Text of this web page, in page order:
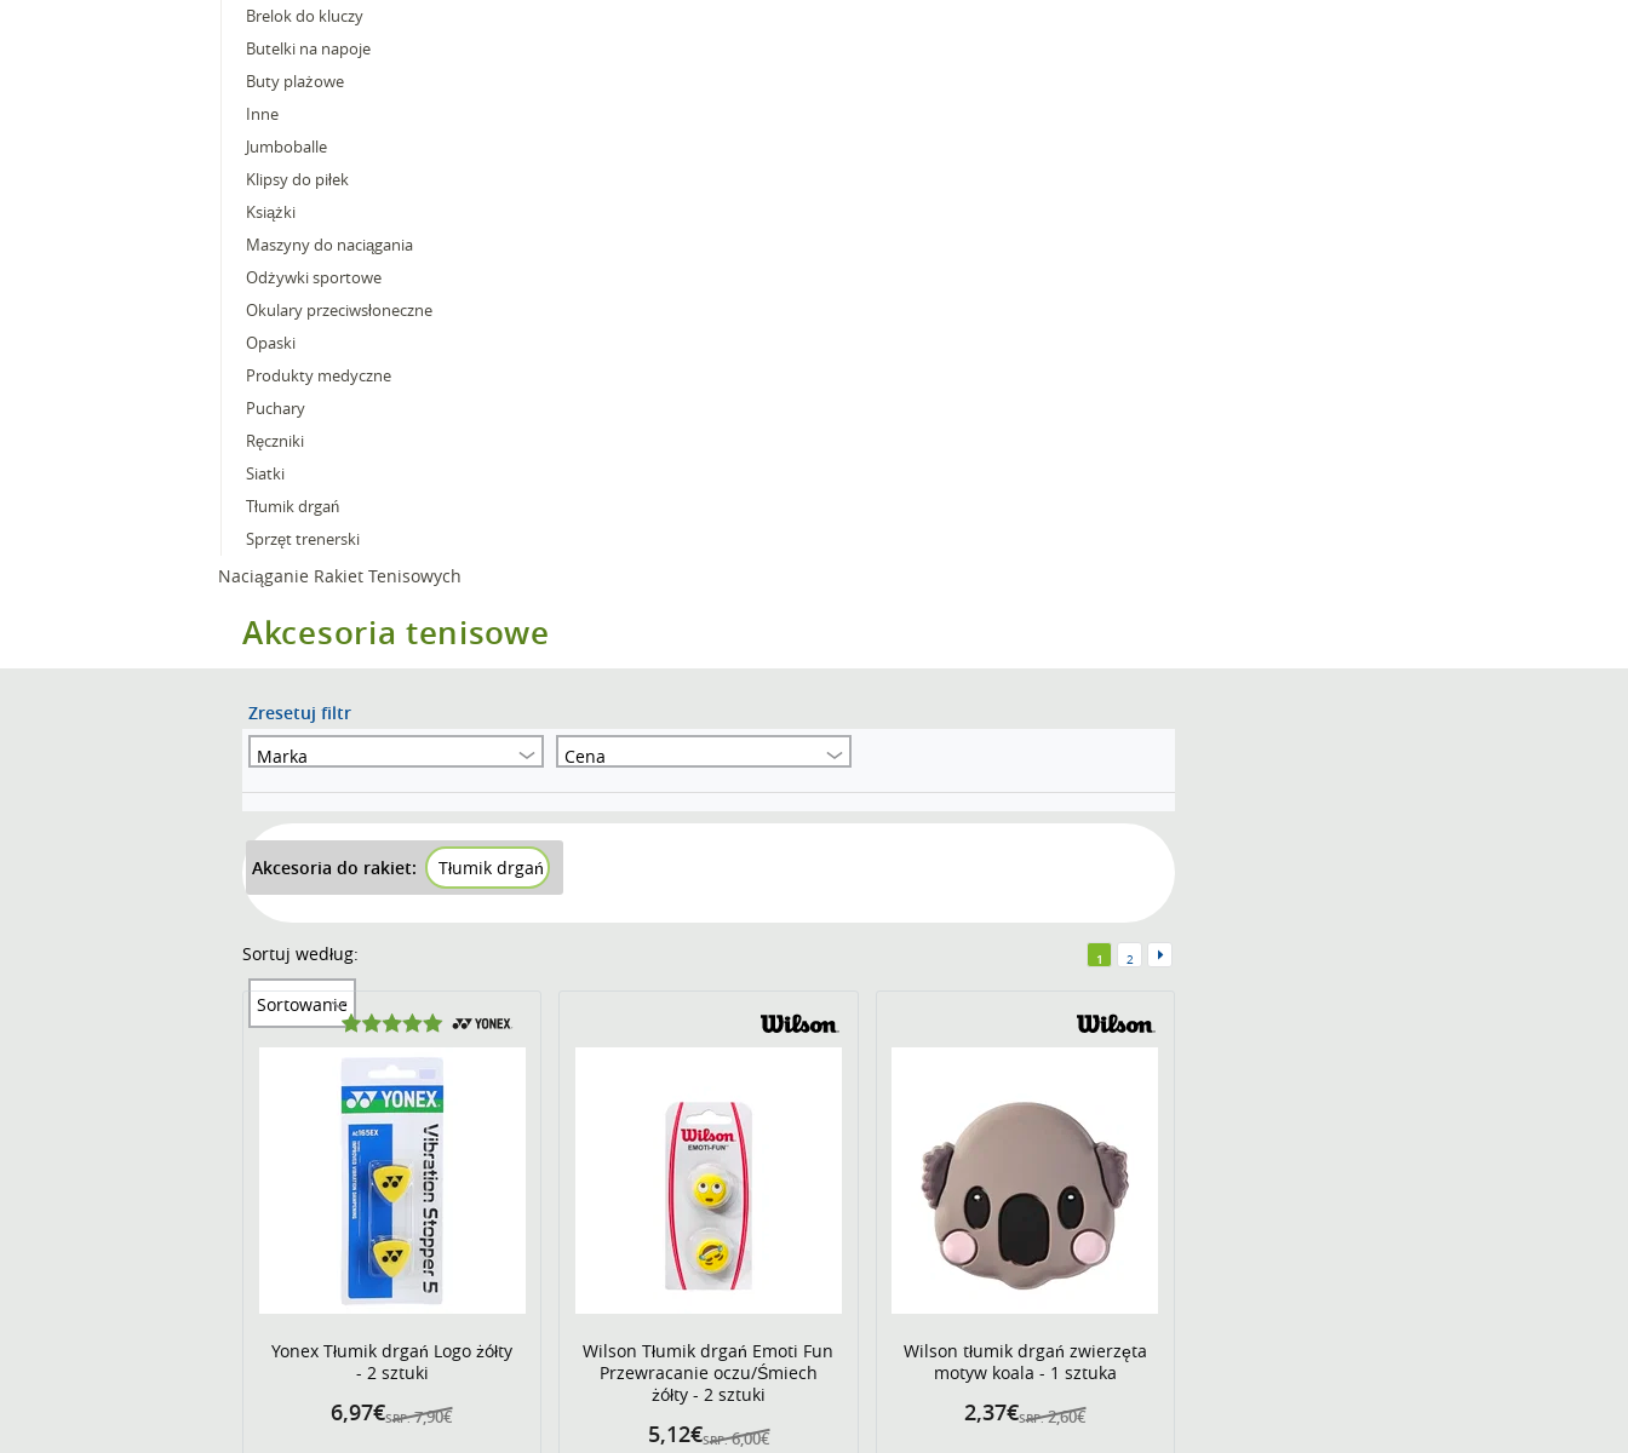
Brelok do kluczy
Butelki na napoje
Buty plażowe
Inne
Jumboballe
Klipsy do piłek
Książki
Maszyny do naciągania
Odżywki sportowe
Okulary przeciwsłoneczne
Opaski
Produkty medyczne
Puchary
Ręczniki
Siatki
Tłumik drgań
Sprzęt trenerski
Naciąganie Rakiet Tenisowych
Akcesoria tenisowe
Zresetuj filtr
Marka
Cena
Akcesoria do rakiet: Tłumik drgań
Sortuj według:
Sortowanie
1 2
Yonex Tłumik drgań Logo żółty
- 2 sztuki
SRP: 7,90€
6,97€
Wilson Tłumik drgań Emoti Fun
Przewracanie oczu/Śmiech
żółty - 2 sztuki
SRP: 6,00€
5,12€
Wilson tłumik drgań zwierzęta
motyw koala - 1 sztuka
SRP: 2,60€
2,37€